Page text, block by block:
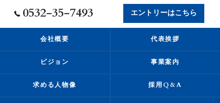
0532-35-7493 エントリーはこちら
会社概要 代表挨拶
ビジョン 事業案内
求める人物像 採用Q&A